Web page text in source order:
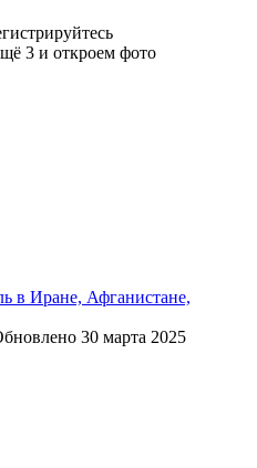
3 и откроем фото
в Иране, Афганистане,
30 марта 2025